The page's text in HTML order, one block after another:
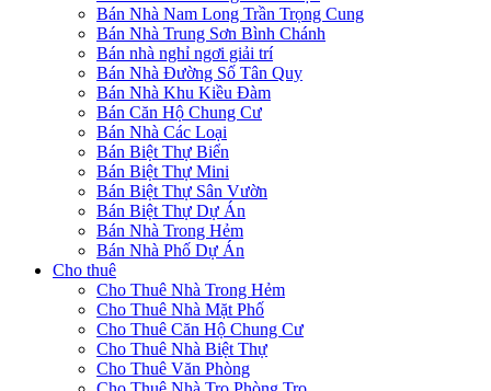
Bán Nhà Nam Long Trần Trọng Cung
Bán Nhà Trung Sơn Bình Chánh
Bán nhà nghỉ ngơi giải trí
Bán Nhà Đường Số Tân Quy
Bán Nhà Khu Kiều Đàm
Bán Căn Hộ Chung Cư
Bán Nhà Các Loại
Bán Biệt Thự Biển
Bán Biệt Thự Mini
Bán Biệt Thự Sân Vườn
Bán Biệt Thự Dự Án
Bán Nhà Trong Hẻm
Bán Nhà Phố Dự Án
Cho thuê
Cho Thuê Nhà Trong Hẻm
Cho Thuê Nhà Mặt Phố
Cho Thuê Căn Hộ Chung Cư
Cho Thuê Nhà Biệt Thự
Cho Thuê Văn Phòng